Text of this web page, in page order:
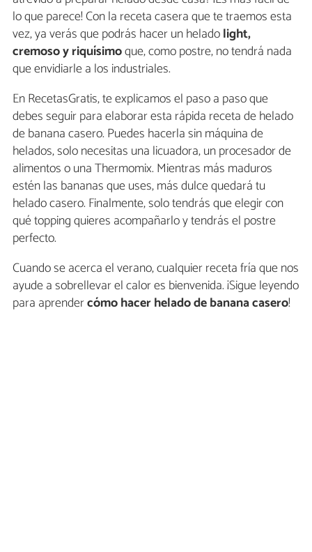
lo que parece! Con la receta casera que te traemos esta
vez, ya verás que podrás hacer un heladolight,
cremoso y riquísimoque, como postre, no tendrá nada
que envidiarle a los industriales.
En RecetasGratis, te explicamos el paso a paso que
debes seguir para elaborar esta rápida receta de helado
de banana casero. Puedes hacerla sin máquina de
helados, solo necesitas una licuadora, un procesador de
alimentos o una Thermomix. Mientras más maduros
estén las bananas que uses, más dulce quedará tu
helado casero. Finalmente, solo tendrás que elegir con
qué topping quieres acompañarlo y tendrás el postre
perfecto.
Cuando se acerca el verano, cualquier receta fría que nos
ayude a sobrellevar el calor es bienvenida. ¡Sigue leyendo
para aprendercómo hacer helado de banana casero!